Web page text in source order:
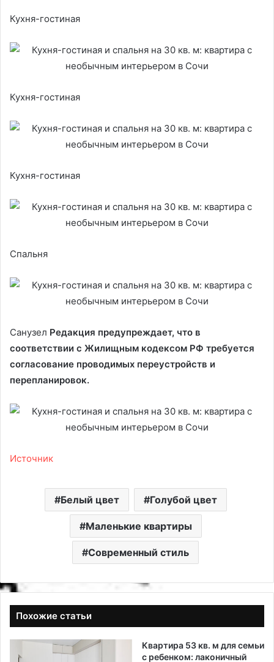
Кухня-гостиная
Кухня-гостиная
Кухня-гостиная
Спальня
Санузел Редакция предупреждает, что в
соответствии с Жилищным кодексом РФ требуется
согласование проводимых переустройств и
перепланировок.
Источник
Белый цвет Голубой цвет
Маленькие квартиры
Современный стиль
Похожие статьи
Квартира 53 кв. м для семьи
с ребенком: лаконичный